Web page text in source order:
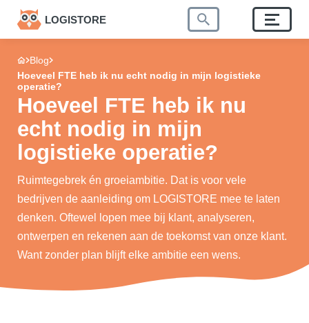
LOGISTORE
Blog
Hoeveel FTE heb ik nu echt nodig in mijn logistieke
operatie?
Hoeveel FTE heb ik nu
echt nodig in mijn
logistieke operatie?
Ruimtegebrek én groeiambitie. Dat is voor vele
bedrijven de aanleiding om LOGISTORE mee te laten
denken. Oftewel lopen mee bij klant, analyseren,
ontwerpen en rekenen aan de toekomst van onze klant.
Want zonder plan blijft elke ambitie een wens.